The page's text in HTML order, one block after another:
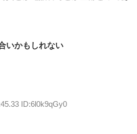
いかもしれない
ID:6l0k9qGy0